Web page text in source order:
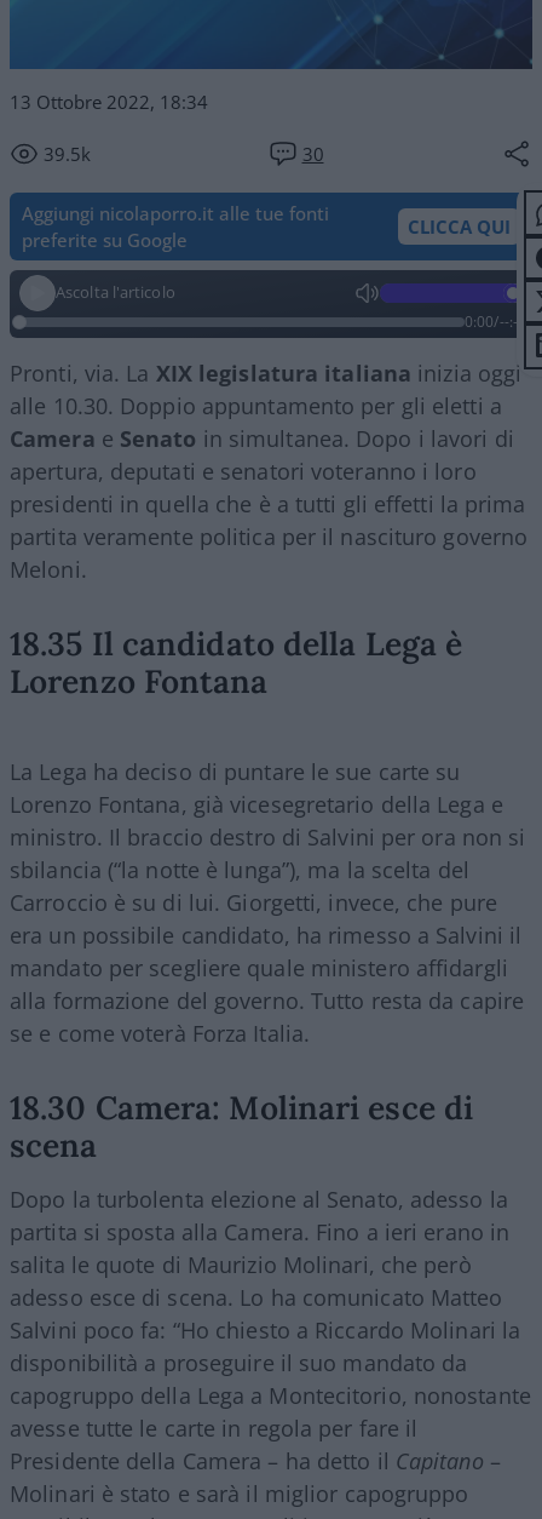
13 Ottobre 2022, 18:34
39.5k 30
Aggiungi nicolaporro.it alle tue fonti
preferite su Google
CLICCA QUI
Ascolta l'articolo
0:00/--:--
Pronti, via. La XIX legislatura italiana inizia oggi
alle 10.30. Doppio appuntamento per gli eletti a
Camera e Senato in simultanea. Dopo i lavori di
apertura, deputati e senatori voteranno i loro
presidenti in quella che è a tutti gli effetti la prima
partita veramente politica per il nascituro governo
Meloni.
18.35 Il candidato della Lega è
Lorenzo Fontana
La Lega ha deciso di puntare le sue carte su
Lorenzo Fontana, già vicesegretario della Lega e
ministro. Il braccio destro di Salvini per ora non si
sbilancia (“la notte è lunga”), ma la scelta del
Carroccio è su di lui. Giorgetti, invece, che pure
era un possibile candidato, ha rimesso a Salvini il
mandato per scegliere quale ministero affidargli
alla formazione del governo. Tutto resta da capire
se e come voterà Forza Italia.
18.30 Camera: Molinari esce di
scena
Dopo la turbolenta elezione al Senato, adesso la
partita si sposta alla Camera. Fino a ieri erano in
salita le quote di Maurizio Molinari, che però
adesso esce di scena. Lo ha comunicato Matteo
Salvini poco fa: “Ho chiesto a Riccardo Molinari la
disponibilità a proseguire il suo mandato da
capogruppo della Lega a Montecitorio, nonostante
avesse tutte le carte in regola per fare il
Presidente della Camera – ha detto il Capitano –
Molinari è stato e sarà il miglior capogruppo